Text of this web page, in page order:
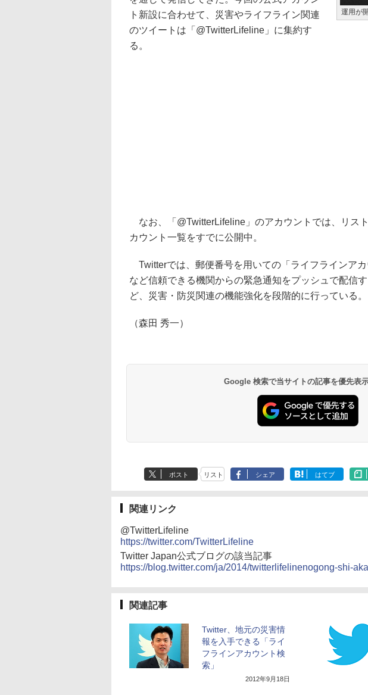
運用が
ト新設に合わせて、災害やライフライン関連
のツイートは「@TwitterLifeline」に集約す
る。
なお、「@TwitterLifeline」のアカウントでは、リス
カウント一覧をすでに公開中。
Twitterでは、郵便番号を用いての「ライフラインア
など信頼できる機関からの緊急通知をプッシュで配信
ど、災害・防災関連の機能強化を段階的に行っている。
（森田 秀一）
Google 検索で当サイトの記事を優先表
ポスト リスト シェア はてブ
関連リンク
@TwitterLifeline
https://twitter.com/TwitterLifeline
Twitter Japan公式ブログの該当記事
https://blog.twitter.com/ja/2014/twitterlifelinenogong-shi-
関連記事
Twitter、地元の災害情
報を入手できる「ライ
フラインアカウント検
索」
2012年9月18日